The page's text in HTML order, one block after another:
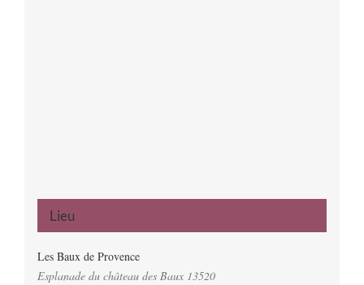
Lieu
Les Baux de Provence
Esplanade du château des Baux 13520